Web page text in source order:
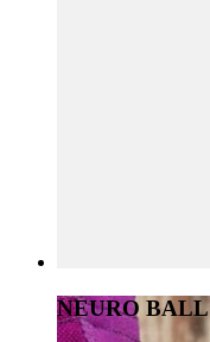
NEURO BALL